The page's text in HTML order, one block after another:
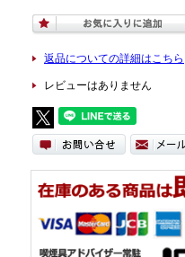
返品についての詳細はこちら
レビューはありません